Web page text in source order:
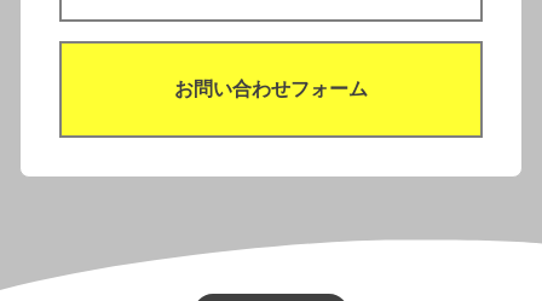
お問い合わせフォーム